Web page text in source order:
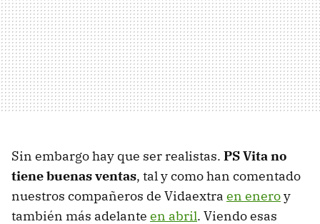
Sin embargo hay que ser realistas. PS Vita no
tiene buenas ventas, tal y como han comentado
nuestros compañeros de Vidaextra en eneroy
también más adelante en abril. Viendo esas